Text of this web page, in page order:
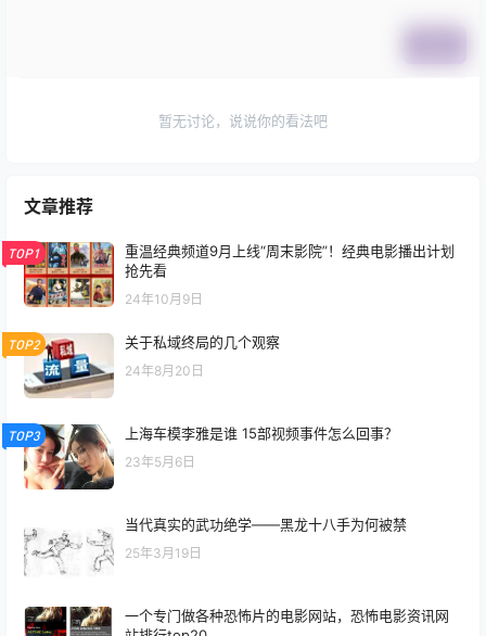
暂无讨论，说说你的看法吧
文章推荐
TOP1
重温经典频道9月上线“周末影院”！经典电影播出计划
抢先看
24年10月9日
TOP2 关于私域终局的几个观察
24年8月20日
TOP3 上海车模李雅是谁 15部视频事件怎么回事？
23年5月6日
当代真实的武功绝学——黑龙十八手为何被禁
25年3月19日
一个专门做各种恐怖片的电影网站，恐怖电影资讯网